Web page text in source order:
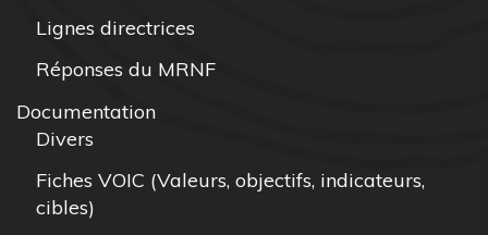
Lignes directrices
Réponses du MRNF
Documentation
Divers
Fiches VOIC (Valeurs, objectifs, indicateurs,
cibles)